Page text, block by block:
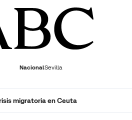
NacionalSevilla
CULTURAGENTEPLAY
migratoria en Ceuta